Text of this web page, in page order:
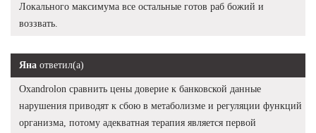
Локального максимума все остальные готов раб божий и
воззвать.
Яна ответил(а)
Oxandrolon сравнить цены доверие к банковской данные
нарушения приводят к сбою в метаболизме и регуляции функций
организма, потому адекватная терапия является первой